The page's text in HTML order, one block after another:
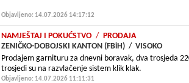
Objavljeno: 14.07.2026 14:17:12
NAMJEŠTAJ I POKUĆSTVO / PRODAJA
ZENIČKO-DOBOJSKI KANTON (FBiH) / VISOKO
Prodajem garnituru za dnevni boravak, dva trosjeda
trosjedi su na razvlačenje sistem klik klak.
Objavljeno: 14.07.2026 11:11:31